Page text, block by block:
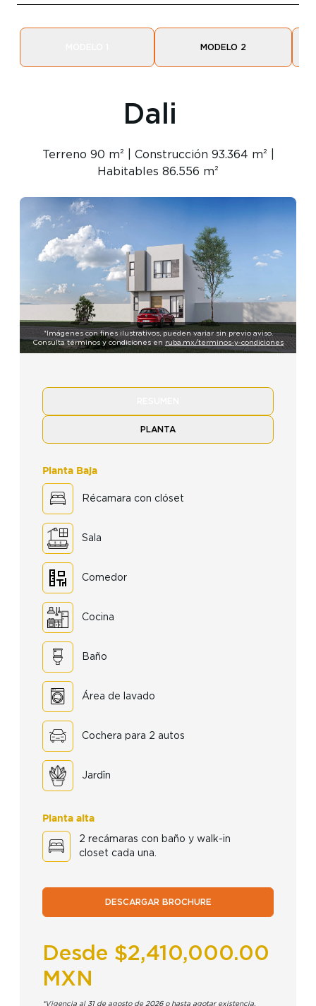
MODELO 2
Dali
Terreno 90 m² | Construcción 93.364 m² |
Habitables 86.556 m²
*Imágenes con fines ilustrativos, pueden variar sin previo aviso.
Consulta términos y condiciones en ruba.mx/terminos-y-condiciones
PLANTA
Planta Baja
Récamara con clóset
Sala
Comedor
Cocina
Baño
Área de lavado
Cochera para 2 autos
Jardîn
Planta alta
2 recámaras con baño y walk-in
closet cada una.
DESCARGAR BROCHURE
Desde $2,410,000.00
MXN
*Vigencia al 31 de agosto de 2026 o hasta agotar existencia.